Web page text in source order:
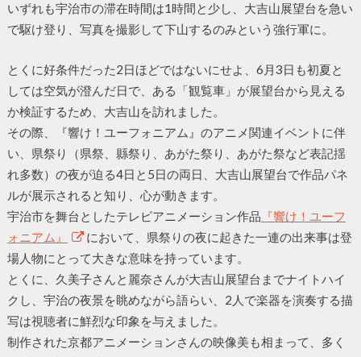
いずれも宇治市の滞在時間は1時間と少し、大吉山展望台を急い
で駆け登り、写真を撮影して下山するのみという強行軍に。
とくに好条件だった2日ほどではないにせよ、6月3日も初夏と
しては空気が澄んだ日で、ある「観覧車」が展望台から見える
か検証するため、大吉山を訪れました。
その際、『響け！ユーフォニアム』のアニメ関連イベントに伴
い、県祭り（県祭、縣祭り、あがた祭り、あがた祭など表記揺
れ多数）の夜が迫る4日と5日の両日、大吉山展望台で作品パネ
ルが展示されると知り、心が動きます。
宇治市を舞台としたテレビアニメーション作品 『響け！ユーフ
ォニアム』
において、県祭りの夜に起きた一連の出来事は登
場人物にとって大きな意味を持っています。
とくに、久美子さんと麗奈さんが大吉山展望台までナイトハイ
クし、宇治の夜景を眺めながら語らい、2人で楽器を演奏する描
写は視聴者に鮮烈な印象を与えました。
制作された京都アニメーションさんの映像美も相まって、多く